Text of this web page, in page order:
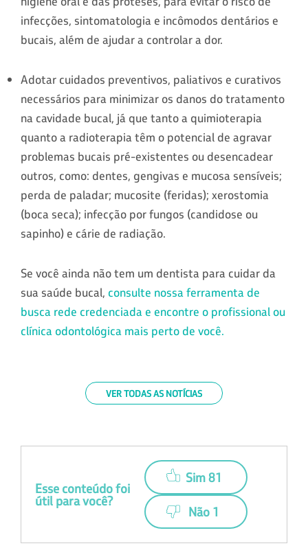
infecções, sintomatologia e incômodos dentários e
bucais, além de ajudar a controlar a dor.
Adotar cuidados preventivos, paliativos e curativos
necessários para minimizar os danos do tratamento
na cavidade bucal, já que tanto a quimioterapia
quanto a radioterapia têm o potencial de agravar
problemas bucais pré-existentes ou desencadear
outros, como: dentes, gengivas e mucosa sensíveis;
perda de paladar; mucosite (feridas); xerostomia
(boca seca); infecção por fungos (candidose ou
sapinho) e cárie de radiação.
Se você ainda não tem um dentista para cuidar da
sua saúde bucal, consulte nossa ferramenta de
busca rede credenciada e encontre o profissional ou
clínica odontológica mais perto de você.
VER TODAS AS NOTÍCIAS
Esse conteúdo foi
útil para você?
Sim 81
Não 1